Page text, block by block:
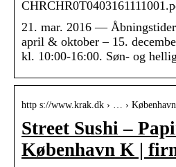
21. mar. 2016 —
april & oktober – 15.
kl. 10:00-16:00. Søn- og
http s://www.krak.dk › … ›
Street Sushi –
København K |